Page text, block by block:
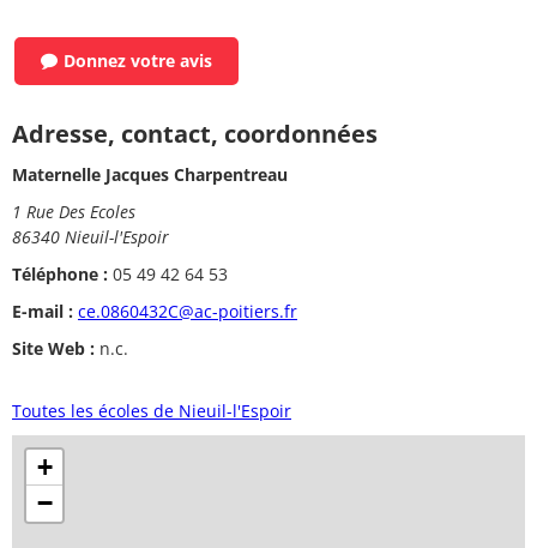
Donnez votre avis
Adresse, contact, coordonnées
Maternelle Jacques Charpentreau
1 Rue Des Ecoles
86340 Nieuil-l'Espoir
Téléphone : 05 49 42 64 53
E-mail : ce.0860432C@ac-poitiers.fr
Site Web : n.c.
Toutes les écoles de Nieuil-l'Espoir
+
−